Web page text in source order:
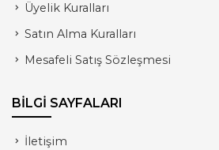
Üyelik Kuralları
Satın Alma Kuralları
Mesafeli Satış Sözleşmesi
BİLGİ SAYFALARI
İletişim